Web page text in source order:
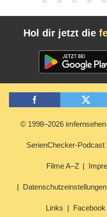
Hol dir jetzt die
© 1998–2026
SerienChecker-Podcast
Filme A–Z
Datenschutzeinstellungen
Links Facebook